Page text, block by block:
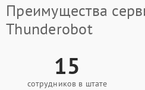
Преимущества
Thunderobot
15
сотрудников в штате